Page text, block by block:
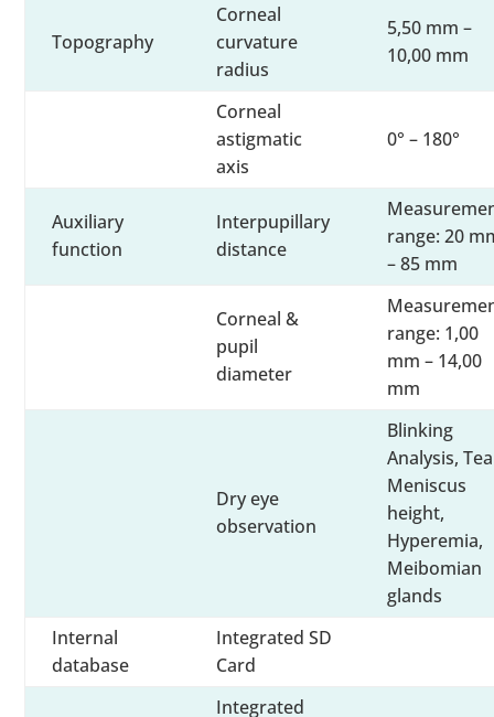
Topography
Corneal
curvature
radius
5,50 mm –
10,00 mm
Corneal
astigmatic
axis
0° – 180°
Auxiliary
function
Interpupillary
distance
range: 20
– 85 mm
Corneal &
pupil
diameter
range: 1,00
mm – 14,00
mm
Dry eye
observation
Blinking
Analysis,
Meniscus
height,
Hyperemia,
Meibomian
glands
Internal
database
Integrated SD
Card
Integrated